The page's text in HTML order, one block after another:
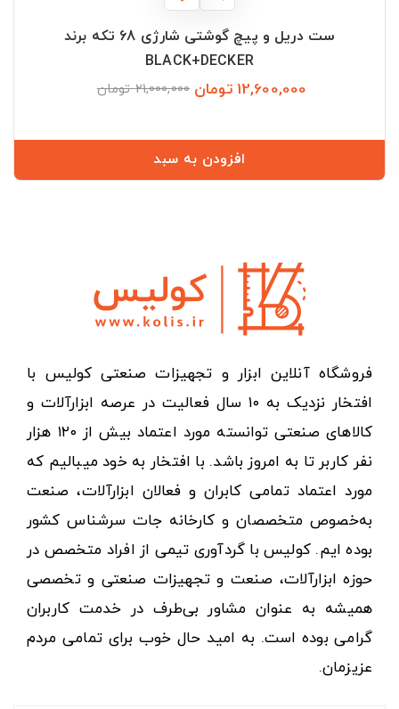
ست دریل و پیچ گوشتی شارژی 68 تکه برند
BLACK+DECKER
12,600,000 تومان 21,000,000 تومان
افزودن به سبد
فروشگاه آنلاین ابزار و تجهیزات صنعتی کولیس با
افتخار نزدیک به ۱۰ سال فعالیت در عرصه ابزارآلات و
کالاهای صنعتی توانسته مورد اعتماد بیش از ۱۲۰ هزار
نفر کاربر تا به امروز باشد. با افتخار به خود میبالیم که
مورد اعتماد تمامی کابران و فعالان ابزارآلات، صنعت
به‌خصوص متخصصان و کارخانه جات سرشناس کشور
بوده ایم. کولیس با گردآوری تیمی از افراد متخصص در
حوزه ابزارآلات، صنعت و تجهیزات صنعتی و تخصصی
همیشه به عنوان مشاور بی‌طرف در خدمت کاربران
گرامی بوده است. به امید حال خوب برای تمامی مردم
عزیزمان.